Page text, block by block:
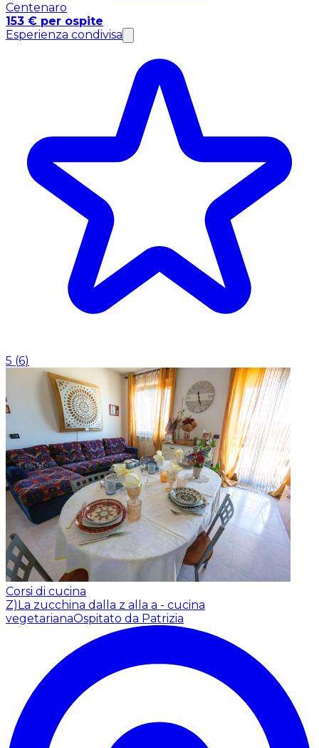
Centenaro
153 € per ospite
Esperienza condivisa
5 (6)
Corsi di cucina
Z)La zucchina dalla z alla a - cucina
vegetarianaOspitato da Patrizia